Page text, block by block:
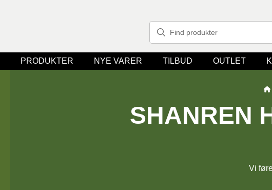
PRODUKTER NYE VARER TILBUD OUTLET
SHANREN
Vi